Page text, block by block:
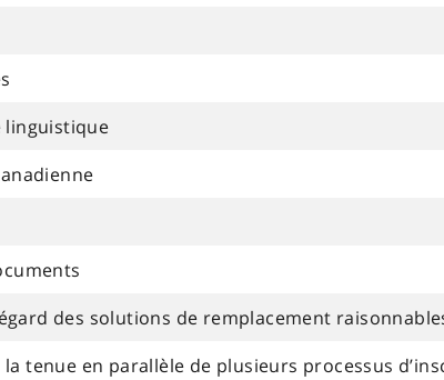
linguistique
des solutions de remplacement
tenue en parallèle de plusieurs processus